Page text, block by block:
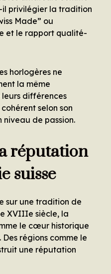
il privilégier la tradition
Made” ou
et le rapport qualité-
horlogères ne
la même
leurs différences
selon son
niveau de passion.
réputation
suisse
sur une tradition de
XVIIIe siècle, la
le cœur historique
régions comme le
une réputation